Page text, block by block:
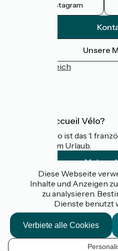
Instagram
Unsere
Pressebereich
Was ist Accueil Vélo?
Accueil Vélo ist das 1.
Radfahrer im Urlaub.
Mehr
Gefördert im Rahmen von
Espace pro / presse
FAQ
Diese Webseite
Inhalte und Anzeigen
zu analysieren.
Dienste benutzt
Verbiete alle Cookies